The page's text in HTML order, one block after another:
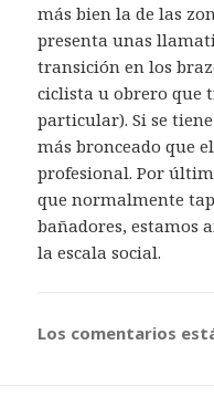
más bien la de las
presenta unas
transición en los
ciclista u obrero que
particular). Si se
más bronceado que
profesional. Por
que normalmente
bañadores, estamos
la escala social.
Los comentarios